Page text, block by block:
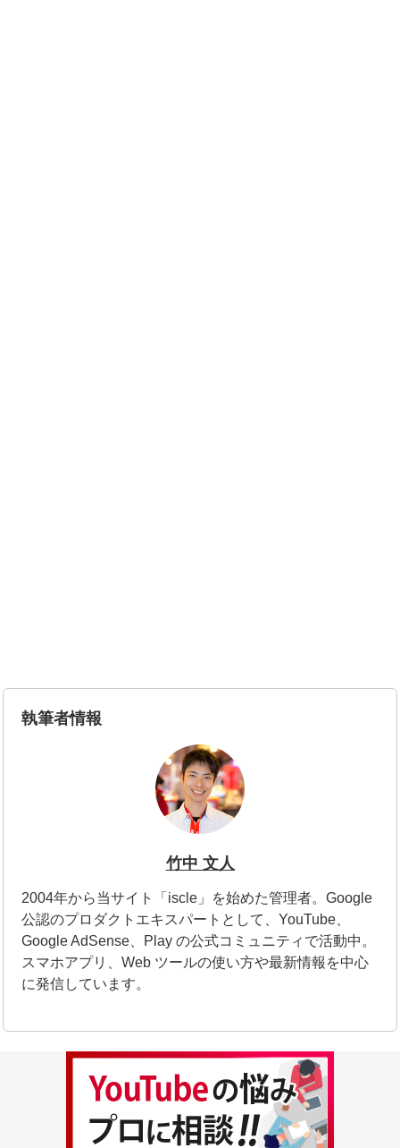
執筆者情報
竹中 文人
2004年から当サイト「iscle」を始めた管理者。Google
公認のプロダクトエキスパートとして、YouTube、
Google AdSense、Play の公式コミュニティで活動中。
スマホアプリ、Web ツールの使い方や最新情報を中心
に発信しています。